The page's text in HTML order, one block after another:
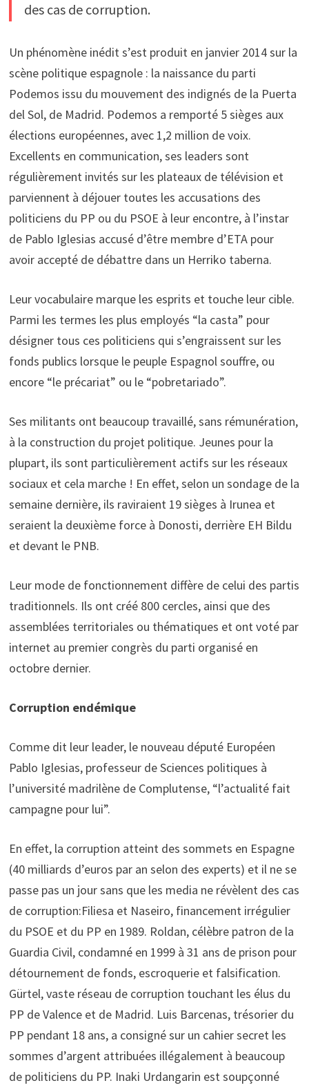
des cas de corruption.
Un phénomène inédit s’est produit en janvier 2014 sur la
scène politique espagnole : la naissance du parti
Podemos issu du mouvement des indignés de la Puerta
del Sol, de Madrid. Podemos a remporté 5 sièges aux
élections européennes, avec 1,2 million de voix.
Excellents en communication, ses leaders sont
régulièrement invités sur les plateaux de télévision et
parviennent à déjouer toutes les accusations des
politiciens du PP ou du PSOE à leur encontre, à l’instar
de Pablo Iglesias accusé d’être membre d’ETA pour
avoir accepté de débattre dans un Herriko taberna.
Leur vocabulaire marque les esprits et touche leur cible.
Parmi les termes les plus employés “la casta” pour
désigner tous ces politiciens qui s’engraissent sur les
fonds publics lorsque le peuple Espagnol souffre, ou
encore “le précariat” ou le “pobretariado”.
Ses militants ont beaucoup travaillé, sans rémunération,
à la construction du projet politique. Jeunes pour la
plupart, ils sont particulièrement actifs sur les réseaux
sociaux et cela marche ! En effet, selon un sondage de la
semaine dernière, ils raviraient 19 sièges à Irunea et
seraient la deuxième force à Donosti, derrière EH Bildu
et devant le PNB.
Leur mode de fonctionnement diffère de celui des partis
traditionnels. Ils ont créé 800 cercles, ainsi que des
assemblées territoriales ou thématiques et ont voté par
internet au premier congrès du parti organisé en
octobre dernier.
Corruption endémique
Comme dit leur leader, le nouveau député Européen
Pablo Iglesias, professeur de Sciences politiques à
l’université madrilène de Complutense, “l’actualité fait
campagne pour lui”.
En effet, la corruption atteint des sommets en Espagne
(40 milliards d’euros par an selon des experts) et il ne se
passe pas un jour sans que les media ne révèlent des cas
de corruption:Filiesa et Naseiro, financement irrégulier
du PSOE et du PP en 1989. Roldan, célèbre patron de la
Guardia Civil, condamné en 1999 à 31 ans de prison pour
détournement de fonds, escroquerie et falsification.
Gürtel, vaste réseau de corruption touchant les élus du
PP de Valence et de Madrid. Luis Barcenas, trésorier du
PP pendant 18 ans, a consigné sur un cahier secret les
sommes d’argent attribuées illégalement à beaucoup
de politiciens du PP. Inaki Urdangarin est soupçonné